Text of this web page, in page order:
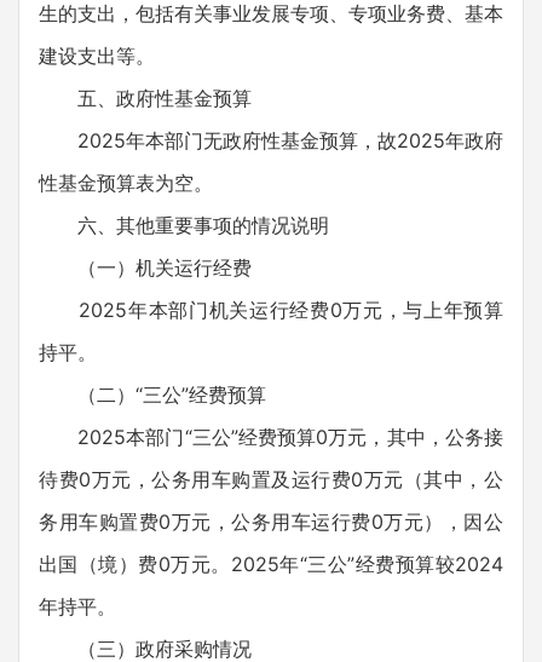
生的支出，包括有关事业发展专项、专项业务费、基本
建设支出等。
五、政府性基金预算
2025年本部门无政府性基金预算，故2025年政府
性基金预算表为空。
六、其他重要事项的情况说明
（一）机关运行经费
2025年本部门机关运行经费0万元，与上年预算
持平。
（二）“三公”经费预算
2025本部门“三公”经费预算0万元，其中，公务接
待费0万元，公务用车购置及运行费0万元（其中，公
务用车购置费0万元，公务用车运行费0万元），因公
出国（境）费0万元。2025年“三公”经费预算较2024
年持平。
（三）政府采购情况